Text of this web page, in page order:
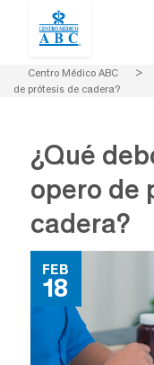
Centro Médico ABC >
de prótesis de cadera?
¿Qué
opero de
cadera?
FEB
18